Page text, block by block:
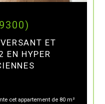
ET
EN HYPER
cet appartement de 80 m²